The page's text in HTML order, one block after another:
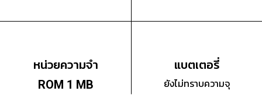
หน่วยความจำ
ROM 1 MB
แบตเตอรี่
ยังไม่ทราบความจุ